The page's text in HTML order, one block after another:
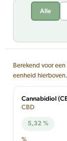
Alle
Berekend voor
eenheid hierboven.
Cannabidiol
CBD
5,32 %